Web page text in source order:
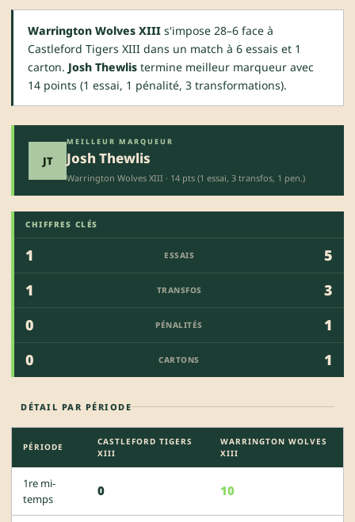
Warrington Wolves XIII s'impose 28–6 face à
Castleford Tigers XIII dans un match à 6 essais et 1
carton. Josh Thewlis termine meilleur marqueur avec
14 points (1 essai, 1 pénalité, 3 transformations).
JT
MEILLEUR MARQUEUR
Josh Thewlis
Warrington Wolves XIII · 14 pts (1 essai, 3 transfos, 1 pen.)
CHIFFRES CLÉS
1 ESSAIS
5
1
TRANSFOS
3
0
PÉNALITÉS
1
0
CARTONS 1
DÉTAIL PAR PÉRIODE
PÉRIODE
CASTLEFORD TIGERS
XIII
WARRINGTON WOLVES
XIII
1re mi-
temps
0 10